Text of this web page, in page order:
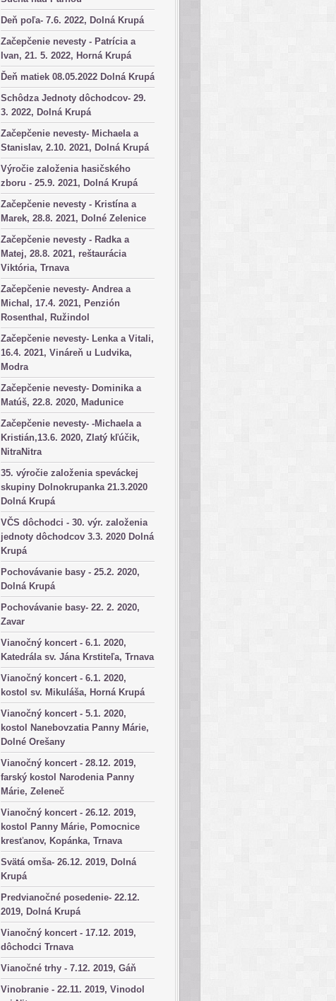
Deň poľa- 7.6. 2022, Dolná Krupá
Začepčenie nevesty - Patrícia a
Ivan, 21. 5. 2022, Horná Krupá
Ďeň matiek 08.05.2022 Dolná Krupá
Schôdza Jednoty dôchodcov- 29.
3. 2022, Dolná Krupá
Začepčenie nevesty- Michaela a
Stanislav, 2.10. 2021, Dolná Krupá
Výročie založenia hasičského
zboru - 25.9. 2021, Dolná Krupá
Začepčenie nevesty - Kristína a
Marek, 28.8. 2021, Dolné Zelenice
Začepčenie nevesty - Radka a
Matej, 28.8. 2021, reštaurácia
Viktória, Trnava
Začepčenie nevesty- Andrea a
Michal, 17.4. 2021, Penzión
Rosenthal, Ružindol
Začepčenie nevesty- Lenka a Vitali,
16.4. 2021, Vináreň u Ludvika,
Modra
Začepčenie nevesty- Dominika a
Matúš, 22.8. 2020, Madunice
Začepčenie nevesty- -Michaela a
Kristián,13.6. 2020, Zlatý kľúčik,
NitraNitra
35. výročie založenia speváckej
skupiny Dolnokrupanka 21.3.2020
Dolná Krupá
VČS dôchodci - 30. výr. založenia
jednoty dôchodcov 3.3. 2020 Dolná
Krupá
Pochovávanie basy - 25.2. 2020,
Dolná Krupá
Pochovávanie basy- 22. 2. 2020,
Zavar
Vianočný koncert - 6.1. 2020,
Katedrála sv. Jána Krstiteľa, Trnava
Vianočný koncert - 6.1. 2020,
kostol sv. Mikuláša, Horná Krupá
Vianočný koncert - 5.1. 2020,
kostol Nanebovzatia Panny Márie,
Dolné Orešany
Vianočný koncert - 28.12. 2019,
farský kostol Narodenia Panny
Márie, Zeleneč
Vianočný koncert - 26.12. 2019,
kostol Panny Márie, Pomocnice
kresťanov, Kopánka, Trnava
Svätá omša- 26.12. 2019, Dolná
Krupá
Predvianočné posedenie- 22.12.
2019, Dolná Krupá
Vianočný koncert - 17.12. 2019,
dôchodci Trnava
Vianočné trhy - 7.12. 2019, Gáň
Vinobranie - 22.11. 2019, Vinodol